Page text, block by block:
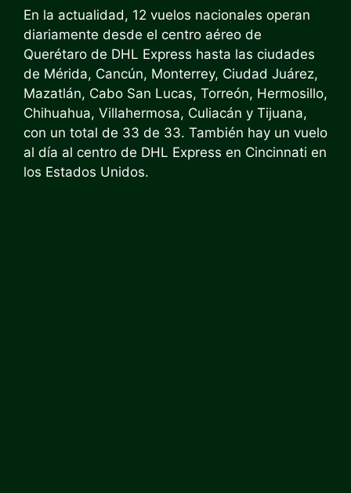
En la actualidad, 12 vuelos nacionales operan
diariamente desde el centro aéreo de
Querétaro de DHL Express hasta las ciudades
de Mérida, Cancún, Monterrey, Ciudad Juárez,
Mazatlán, Cabo San Lucas, Torreón, Hermosillo,
Chihuahua, Villahermosa, Culiacán y Tijuana,
con un total de 33 de 33. También hay un vuelo
al día al centro de DHL Express en Cincinnati en
los Estados Unidos.